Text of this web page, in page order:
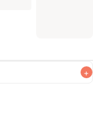
+
ただくことをお